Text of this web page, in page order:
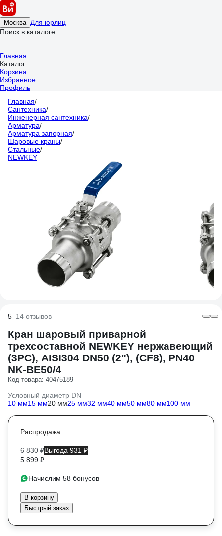
Москва Для юрлиц
Поиск в каталоге
Главная
Каталог
Корзина
Избранное
Профиль
Главная/
Сантехника/
Инженерная сантехника/
Арматура/
Арматура запорная/
Шаровые краны/
Стальные/
NEWKEY
5 14 отзывов
Кран шаровый приварной
трехсоставной NEWKEY нержавеющий
(3PC), AISI304 DN50 (2"), (CF8), PN40
NK-BE50/4
Код товара: 40475189
Условный диаметр DN
10 мм15 мм20 мм25 мм32 мм40 мм50 мм80 мм100 мм
Распродажа
6 830 ₽Выгода 931 ₽
5 899 ₽
Начислим 58 бонусов
В корзину
Быстрый заказ